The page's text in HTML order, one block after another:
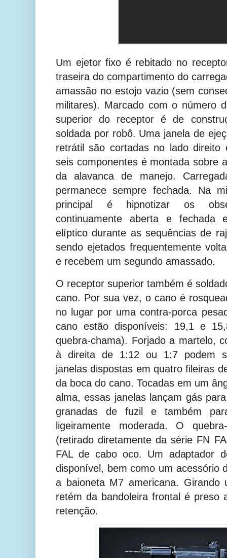
Um ejetor fixo é rebitado no
traseira do compartimento do
amassão no estojo vazio (sem
militares). Marcado com o número
superior do receptor é de
soldada por robô. Uma janela de
retrátil são cortadas no lado
seis componentes é montada sobre
da alavanca de manejo.
permanece sempre fechada. Na
principal é hipnotizar os
continuamente aberta e fechada
elíptico durante as sequências de
sendo ejetados frequentemente
e recebem um segundo amassado.
O receptor superior também é
cano. Por sua vez, o cano é
no lugar por uma contra-porca
cano estão disponíveis: 19,1 e
quebra-chama). Forjado a martelo,
à direita de 1:12 ou 1:7 podem
janelas dispostas em quatro fileiras
da boca do cano. Tocadas em um
alma, essas janelas lançam gás
granadas de fuzil e também
ligeiramente moderada. O
(retirado diretamente da série FN
FAL de cabo oco. Um adaptador
disponível, bem como um acessório
a baioneta M7 americana.
retém da bandoleira frontal é preso
retenção.